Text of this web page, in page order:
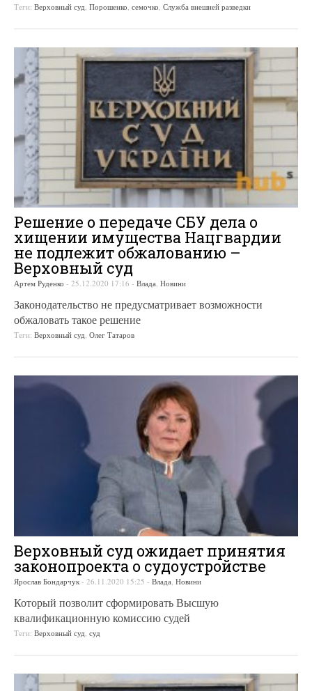
Теги: Верховный суд Порошенко семочко Служба внешней разведки
Решение о передаче СБУ дела о
хищении имущества Нацгвардии
не подлежит обжалованию –
Верховный суд
Артем Руденко - 25.12.2020 17:16 - Влада, Новини
Законодательство не предусматривает возможности
обжаловать такое решение
Теги: Верховный суд, Олег Татаров
Верховный суд ожидает принятия
законопроекта о судоустройстве
Ярослав Бондарчук - 26.11.2020 15:25 - Влада Новини
Который позволит сформировать Высшую
квалификационную комиссию судей
Теги: Верховный суд суд